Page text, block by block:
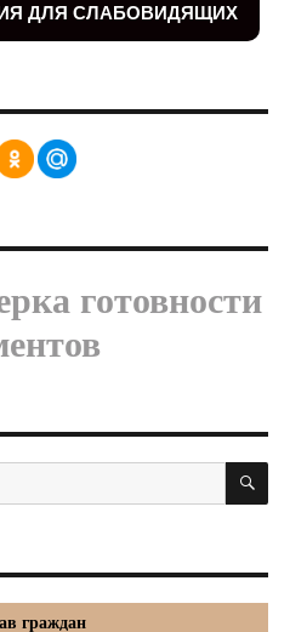
ДЛЯ СЛАБОВИДЯЩИХ
готовности
граждан